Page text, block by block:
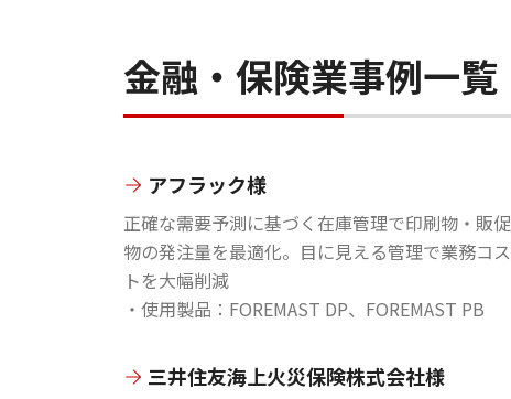
金融・保険業事例一覧
アフラック様
正確な需要予測に基づく在庫管理で印刷物・販促
物の発注量を最適化。目に見える管理で業務コス
トを大幅削減
・使用製品：FOREMAST DP、FOREMAST PB
三井住友海上火災保険株式会社様